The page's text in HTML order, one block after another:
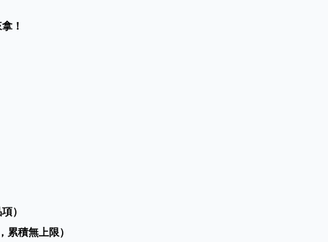
！
）
積無上限）